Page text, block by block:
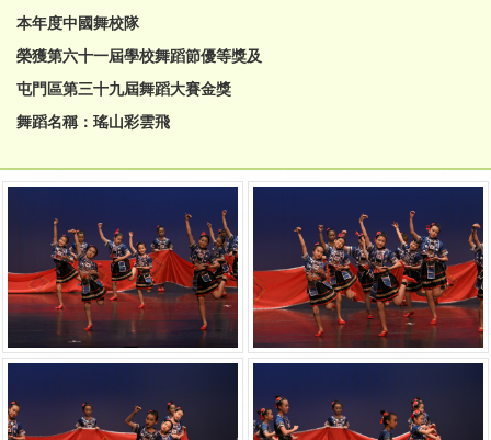
本年度中國舞校隊
榮獲第六十一屆學校舞蹈節優等獎及
屯門區第三十九屆舞蹈大賽金獎
舞蹈名稱：瑤山彩雲飛